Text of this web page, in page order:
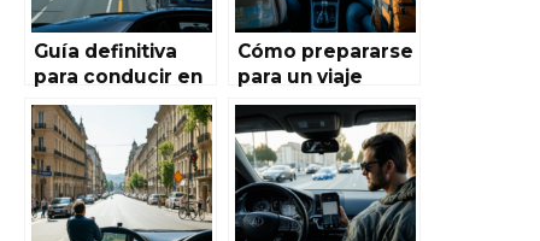
Guía definitiva
para conducir en
autopistas
españolas
Cómo prepararse
para un viaje
largo en coche
por España: Guía
completa para
una aventura
segura y
placentera